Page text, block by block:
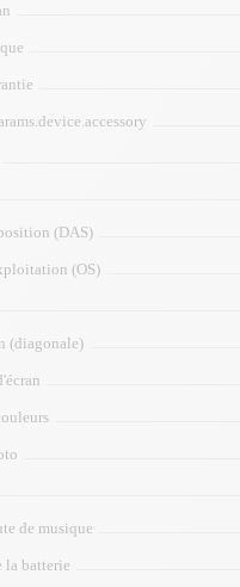
(DAS)
(OS)
(diagonale)
de musique
la batterie